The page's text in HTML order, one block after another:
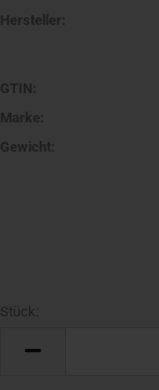
Hersteller:
GTIN:
Marke:
Gewicht:
Stück: